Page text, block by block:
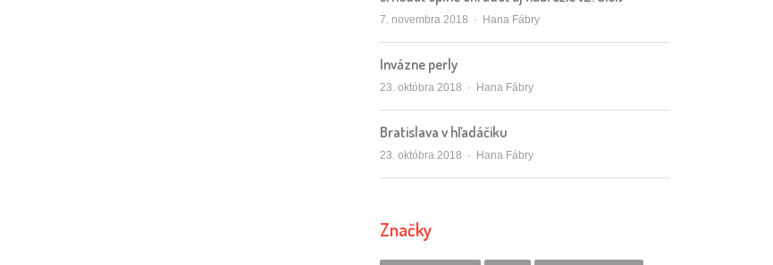
7. novembra 2018 Autor/ka
Hana Fábry
Invázne perly
23. októbra 2018 Autor/ka
Hana Fábry
Bratislava v hľadáčiku
23. októbra 2018 Autor/ka
Hana Fábry
Značky